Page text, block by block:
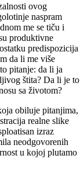
ovog
naspram
me se tiču i
produktivne
predispozicija
da li me više
pitanje: da li ja
štita? Da li je to
sa životom?
obiluje pitanjima,
realne slike
izraz
neodgovorenih
u kojoj plutamo